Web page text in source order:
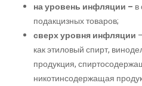
на уровень инфляции –
подакцизных товаров;
сверх уровня инфляции
как этиловый спирт,
продукция,
никотинсодержащая